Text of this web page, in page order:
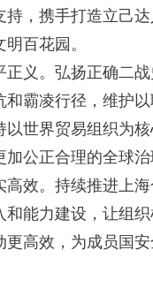
持，携手打造立己
百花园。
义。弘扬正确二战
和霸凌行径，维护
以世界贸易组织为
公正合理的全球治
效。持续推进上海
能力建设，让组织
更高效，为成员国